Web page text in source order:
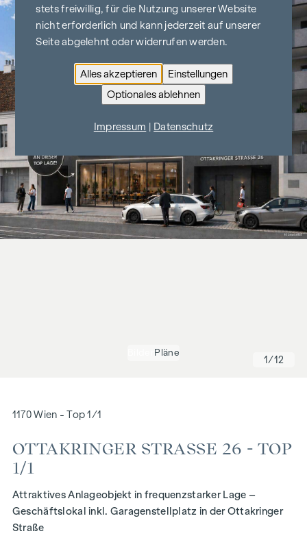
Pläne
1/12
1170 Wien - Top 1/1
OTTAKRINGER STRASSE 26 - TOP 1
/1
Attraktives Anlageobjekt in frequenzstarker Lage –
Geschäftslokal inkl. Garagenstellplatz in der Ottakringer
Straße
stets freiwillig, für die Nutzung unserer Website
nicht erforderlich und kann jederzeit auf unserer
Seite abgelehnt oder widerrufen werden.
Alles akzeptieren
Einstellungen
Optionales ablehnen
Impressum Datenschutz